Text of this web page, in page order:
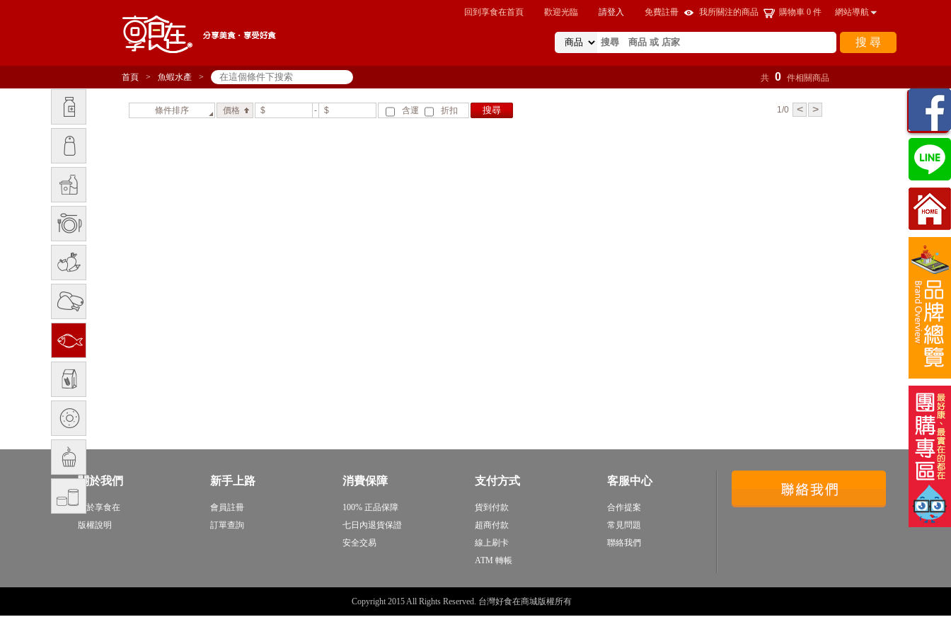
瀏覽
紀錄
回到享食在首頁 歡迎光臨 請登入 免費註冊 我所關注的商品 購物車 0 件 網站導航
搜 尋
首頁 > 魚蝦水產 > 共 0 件相關商品
條件排序 價格 $ - $ 含運 折扣 1/0 < >
關於我們
關於享食在
版權說明
新手上路
會員註冊
訂單查詢
消費保障
100% 正品保障
七日內退貨保證
安全交易
支付方式
貨到付款
超商付款
線上刷卡
ATM 轉帳
客服中心
合作提案
常見問題
聯絡我們
Copyright 2015 All Rights Reserved. 台灣好食在商城版權所有